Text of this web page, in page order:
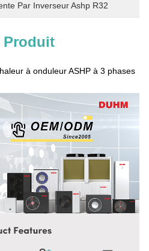
Par Inverseur Ashp R32
Produit
à onduleur ASHP à 3 phases